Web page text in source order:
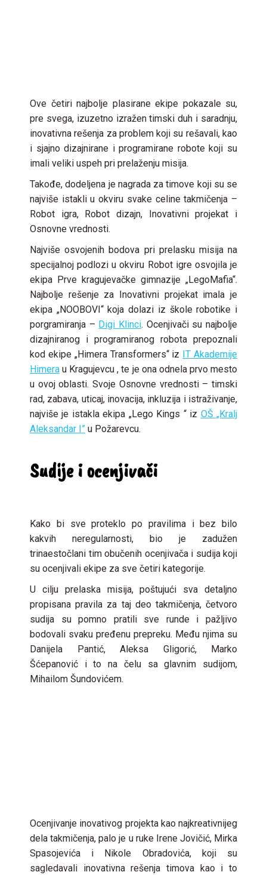
Ove četiri najbolje plasirane ekipe pokazale su,
pre svega, izuzetno izražen timski duh i saradnju,
inovativna rešenja za problem koji su rešavali, kao
i sjajno dizajnirane i programirane robote koji su
imali veliki uspeh pri prelaženju misija.
Takođe, dodeljena je nagrada za timove koji su se
najviše istakli u okviru svake celine takmičenja –
Robot igra, Robot dizajn, Inovativni projekat i
Osnovne vrednosti.
Najviše osvojenih bodova pri prelasku misija na
specijalnoj podlozi u okviru Robot igre osvojila je
ekipa Prve kragujevačke gimnazije „LegoMafia“.
Najbolje rešenje za Inovativni projekat imala je
ekipa „NOOBOVI“ koja dolazi iz škole robotike i
porgramiranja – Digi Klinci. Ocenjivači su najbolje
dizajniranog i programiranog robota prepoznali
kod ekipe „Himera Transformers“ iz IT Akademije
Himera u Kragujevcu , te je ona odnela prvo mesto
u ovoj oblasti. Svoje Osnovne vrednosti – timski
rad, zabava, uticaj, inovacija, inkluzija i istraživanje,
najviše je istakla ekipa „Lego Kings “ iz OŠ „Kralj
Aleksandar I” u Požarevcu.
Sudije i ocenjivači
Kako bi sve proteklo po pravilima i bez bilo
kakvih neregularnosti, bio je zadužen
trinaestočlani tim obučenih ocenjivača i sudija koji
su ocenjivali ekipe za sve četiri kategorije.
U cilju prelaska misija, poštujući sva detaljno
propisana pravila za taj deo takmičenja, četvoro
sudija su pomno pratili sve runde i pažljivo
bodovali svaku pređenu prepreku. Među njima su
Danijela Pantić, Aleksa Gligorić, Marko
Šćepanović i to na čelu sa glavnim sudijom,
Mihailom Šundovićem.
Ocenjivanje inovativog projekta kao najkreativnijeg
dela takmičenja, palo je u ruke Irene Jovičić, Mirka
Spasojevića i Nikole Obradovića, koji su
sagledavali inovativna rešenja timova kao i to